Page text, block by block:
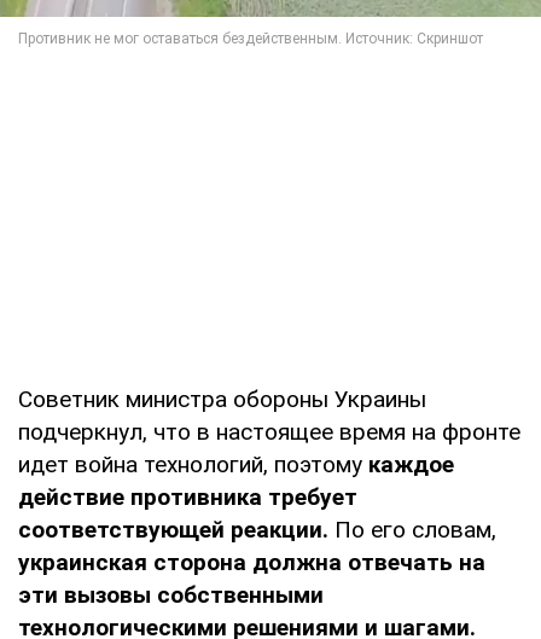
Советник министра обороны Украины
подчеркнул, что в настоящее время на фронте
идет война технологий, поэтому каждое
действие противника требует
соответствующей реакции. По его словам,
украинская сторона должна отвечать на
эти вызовы собственными
технологическими решениями и шагами.